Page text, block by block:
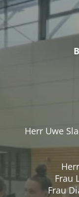
Herr Uwe
Frau
Frau